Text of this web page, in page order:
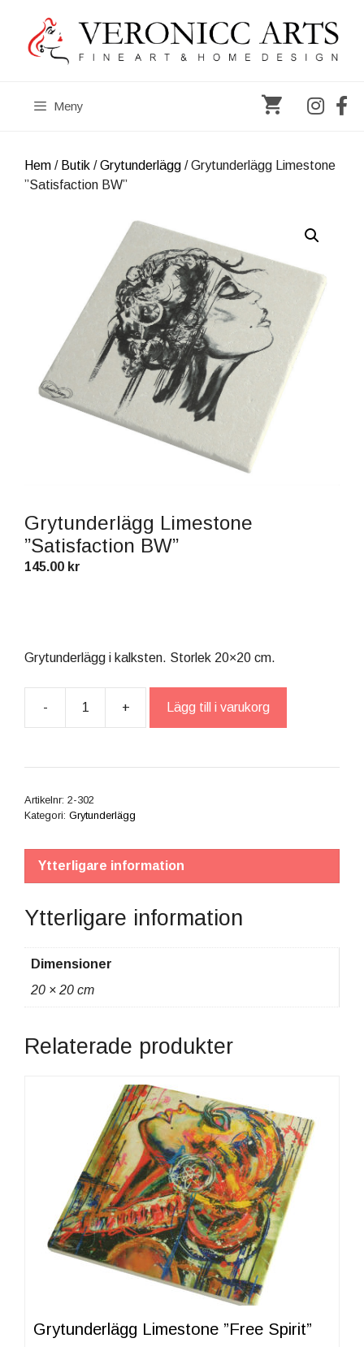
innehåll
Meny
Hem / Butik /Grytunderlägg / Grytunderlägg Limestone
”Satisfaction BW”
Grytunderlägg Limestone
”Satisfaction BW”
145.00 kr
Grytunderlägg i kalksten. Storlek 20×20 cm.
-
Grytunderlägg
+ Lägg till i varukorg
Artikelnr: 2-302
Kategori: Grytunderlägg
Ytterligare information
Ytterligare information
Dimensioner
20 × 20 cm
Relaterade produkter
Grytunderlägg Limestone ”Free Spirit”